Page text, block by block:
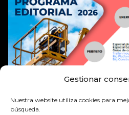
Gestionar
Nuestra website utiliza cookies para
búsqueda.